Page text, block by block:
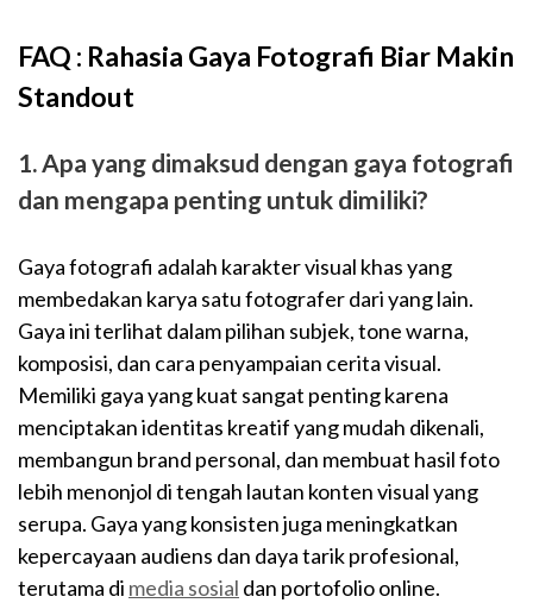
FAQ : Rahasia Gaya Fotografi Biar Makin
Standout
1. Apa yang dimaksud dengan gaya fotografi
dan mengapa penting untuk dimiliki?
Gaya fotografi adalah karakter visual khas yang
membedakan karya satu fotografer dari yang lain.
Gaya ini terlihat dalam pilihan subjek, tone warna,
komposisi, dan cara penyampaian cerita visual.
Memiliki gaya yang kuat sangat penting karena
menciptakan identitas kreatif yang mudah dikenali,
membangun brand personal, dan membuat hasil foto
lebih menonjol di tengah lautan konten visual yang
serupa. Gaya yang konsisten juga meningkatkan
kepercayaan audiens dan daya tarik profesional,
terutama di media sosial dan portofolio online.